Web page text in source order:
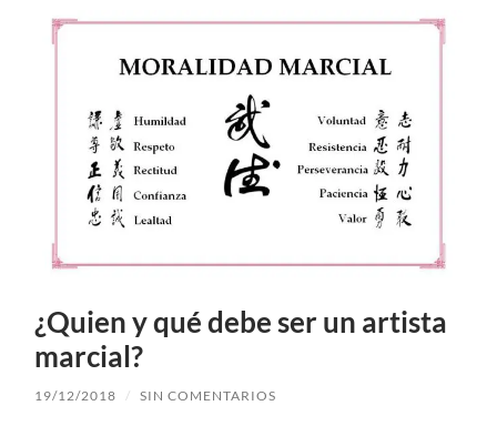
¿Quien y qué debe ser un artista
marcial?
19/12/2018 / SIN COMENTARIOS